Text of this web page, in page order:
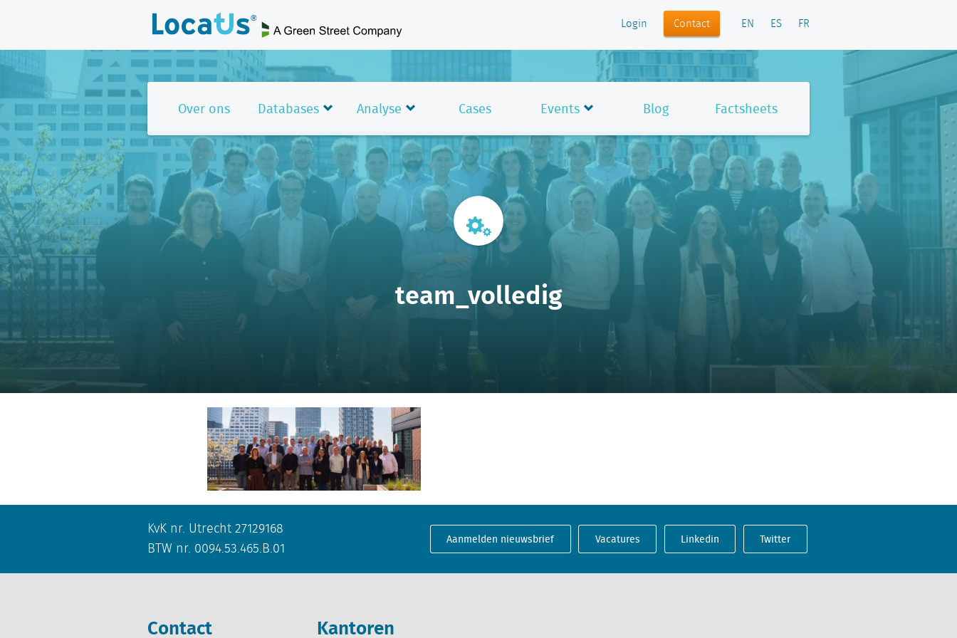
Login Contact EN ES FR
Over ons Databases Analyse Cases Events Blog Factsheets
team_volledig
KvK nr. Utrecht 27129168
BTW nr. 0094.53.465.B.01
Aanmelden nieuwsbrief Vacatures Linkedin Twitter
Contact Kantoren